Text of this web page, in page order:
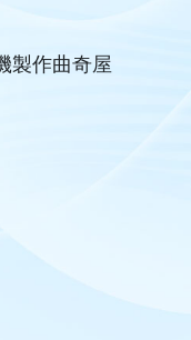
製作曲奇屋